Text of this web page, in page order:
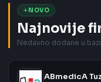
NOVO
Najnovije
Nedavno dodane u
ABmedicA